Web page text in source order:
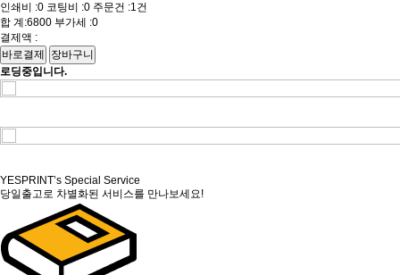
인쇄비 :0 코팅비 :0 주문건 :1건
합 계:6800 부가세 :0
결제액 :
바로결제
장바구니
로딩중입니다.
YESPRINT’s Special Service
당일출고로 차별화된 서비스를 만나보세요!